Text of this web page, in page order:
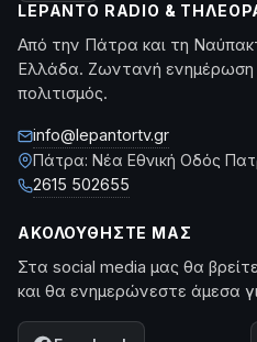
LEPANTO RADIO &
Από την Πάτρα και τη
Ελλάδα. Ζωντανή ενημέρωση
πολιτισμός.
info@lepantortv.gr
Πάτρα: Νέα Εθνική Οδός
2615 502655
ΑΚΟΛΟΥΘΉΣΤΕ ΜΑΣ
Στα social media μας θα
και θα ενημερώνεστε άμεσα